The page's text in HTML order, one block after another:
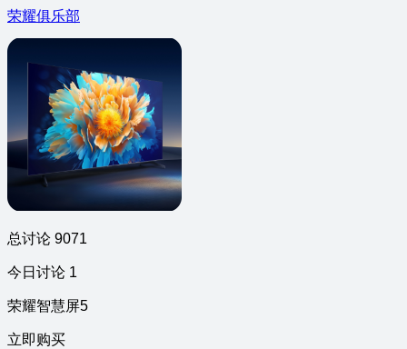
荣耀俱乐部
总讨论 9071
今日讨论 1
荣耀智慧屏5
立即购买